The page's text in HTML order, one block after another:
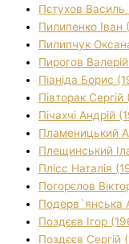
Пєтухов Василь
Пилипенко Іван
Пилипчук
Пирогов
Піаніда Борис
Півторак Сергій
Пічахчі Андрій
Пламеницький
Плещинський
Плісс Наталія
Погорєлов
Подерв`янська
Поздєєв Ігор
Поздєєв Сергій